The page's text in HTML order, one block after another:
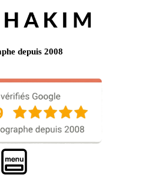
depuis 2008